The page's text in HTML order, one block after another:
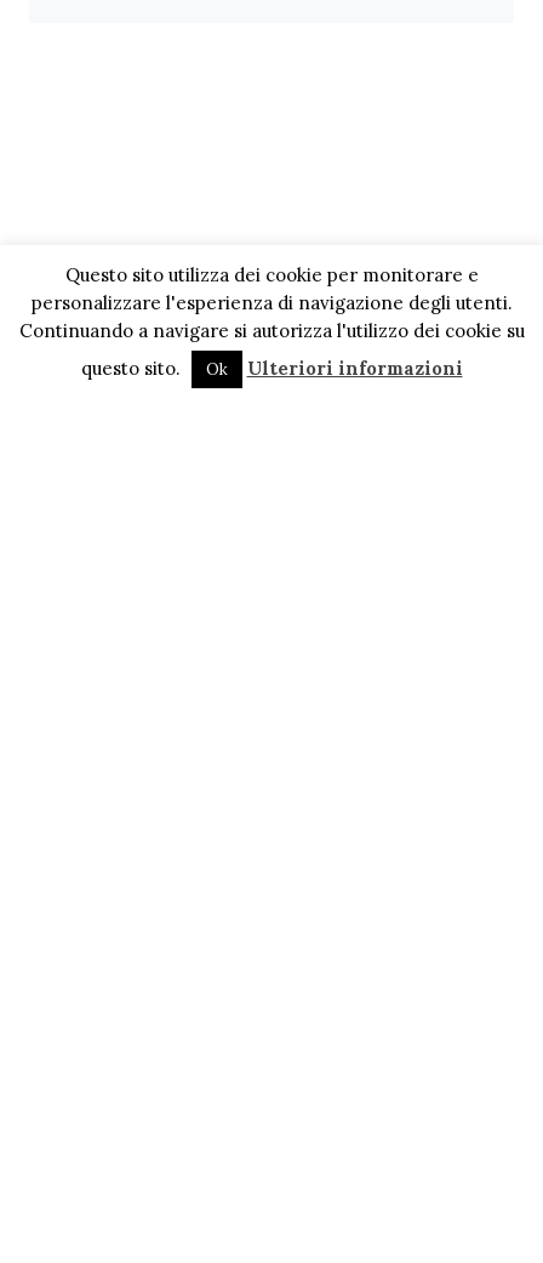
Questo sito utilizza dei cookie per monitorare e
personalizzare l'esperienza di navigazione degli utenti.
Continuando a navigare si autorizza l'utilizzo dei cookie su
questo sito.
Ok Ulteriori informazioni